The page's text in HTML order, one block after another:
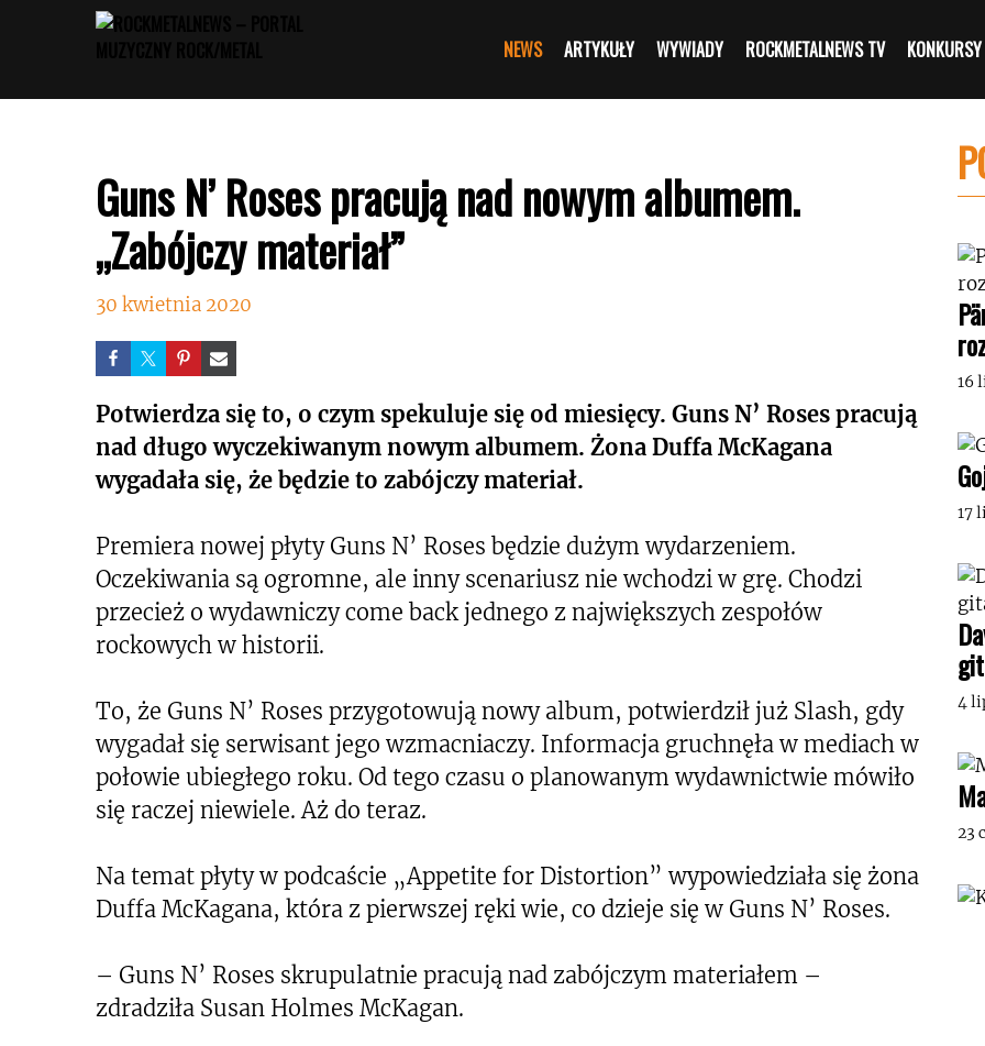
NEWS ARTYKUŁY WYWIADY ROCKMETALNEWS TV KONKURSY
Guns N’ Roses pracują nad nowym albumem.
„Zabójczy materiał”
30 kwietnia 2020
Potwierdza się to, o czym spekuluje się od miesięcy. Guns N’ Roses pracują
nad długo wyczekiwanym nowym albumem. Żona Duffa McKagana
wygadała się, że będzie to zabójczy materiał.
Premiera nowej płyty Guns N’ Roses będzie dużym wydarzeniem.
Oczekiwania są ogromne, ale inny scenariusz nie wchodzi w grę. Chodzi
przecież o wydawniczy come back jednego z największych zespołów
rockowych w historii.
To, że Guns N’ Roses przygotowują nowy album, potwierdził już Slash, gdy
wygadał się serwisant jego wzmacniaczy. Informacja gruchnęła w mediach w
połowie ubiegłego roku. Od tego czasu o planowanym wydawnictwie mówiło
się raczej niewiele. Aż do teraz.
Na temat płyty w podcaście „Appetite for Distortion” wypowiedziała się żona
Duffa McKagana, która z pierwszej ręki wie, co dzieje się w Guns N’ Roses.
– Guns N’ Roses skrupulatnie pracują nad zabójczym materiałem –
zdradziła Susan Holmes McKagan.
16
17
4
23